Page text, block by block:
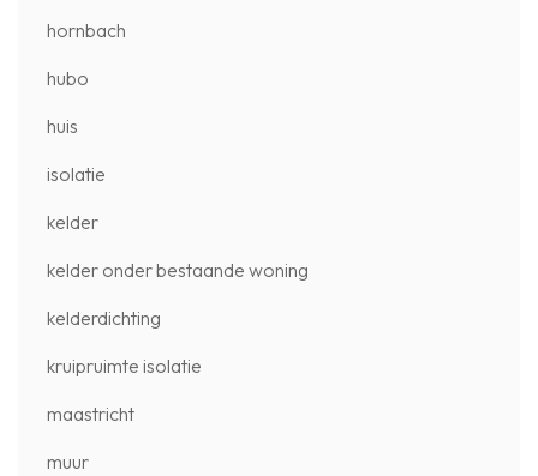
hornbach
hubo
huis
isolatie
kelder
kelder onder bestaande woning
kelderdichting
kruipruimte isolatie
maastricht
muur